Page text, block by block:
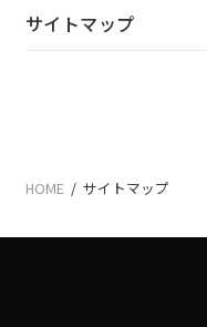
サイトマップ
HOME/ サイトマップ